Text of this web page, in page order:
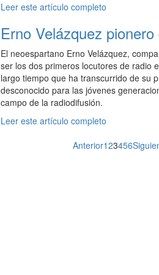
Leer este artículo completo
Erno Velázquez
El neoespartano Erno Velázquez,
ser los dos primeros locutores de radio
largo tiempo que ha transcurrido de su
desconocido para las jóvenes
campo de la radiodifusión.
Leer este artículo completo
Anterior123456